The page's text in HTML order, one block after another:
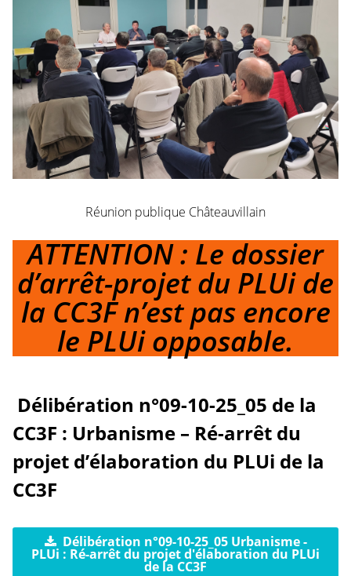
Réunion publique Châteauvillain
ATTENTION : Le dossier
d’arrêt-projet du PLUi de
la CC3F n’est pas encore
le PLUi opposable.
Délibération n°09-10-25_05 de la
CC3F : Urbanisme – Ré-arrêt du
projet d’élaboration du PLUi de la
CC3F
Délibération n°09-10-25_05 Urbanisme -
PLUi : Ré-arrêt du projet d'élaboration du PLUi
de la CC3F